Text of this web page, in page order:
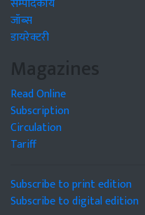
जॉब्स
डायरेक्टरी
Magazines
Read Online
Subscription
Circulation
Tariff
Subscribe to print edition
Subscribe to digital edition